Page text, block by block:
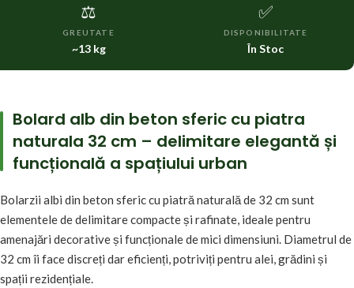
⚖️
GREUTATE
~13 kg
✅
DISPONIBILITATE
În Stoc
Bolard alb din beton sferic cu piatra
naturala 32 cm – delimitare elegantă și
funcțională a spațiului urban
Bolarzii albi din beton sferic cu piatră naturală de 32 cm sunt
elementele de delimitare compacte și rafinate, ideale pentru
amenajări decorative și funcționale de mici dimensiuni. Diametrul de
32 cm îi face discreți dar eficienți, potriviți pentru alei, grădini și
spații rezidențiale.